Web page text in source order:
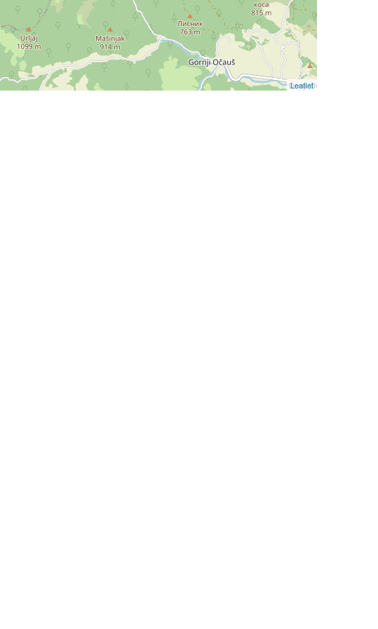
Leaflet